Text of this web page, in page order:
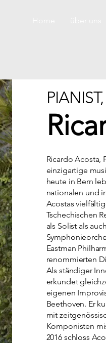
Ricardo Acosta,
einzigartige
heute in Bern
nationalen und
Acostas
Tschechischen
als Solist als
Eastman
renommierten
Als ständiger
erkundet
eigenen
Beethoven. Er
mit
Komponisten
2016 schloss